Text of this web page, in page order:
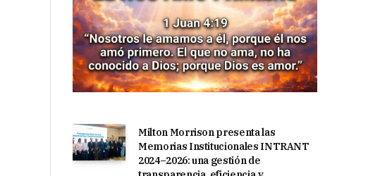
Milton Morrison presenta las
Memorias Institucionales INTRANT
2024–2026: una gestión de